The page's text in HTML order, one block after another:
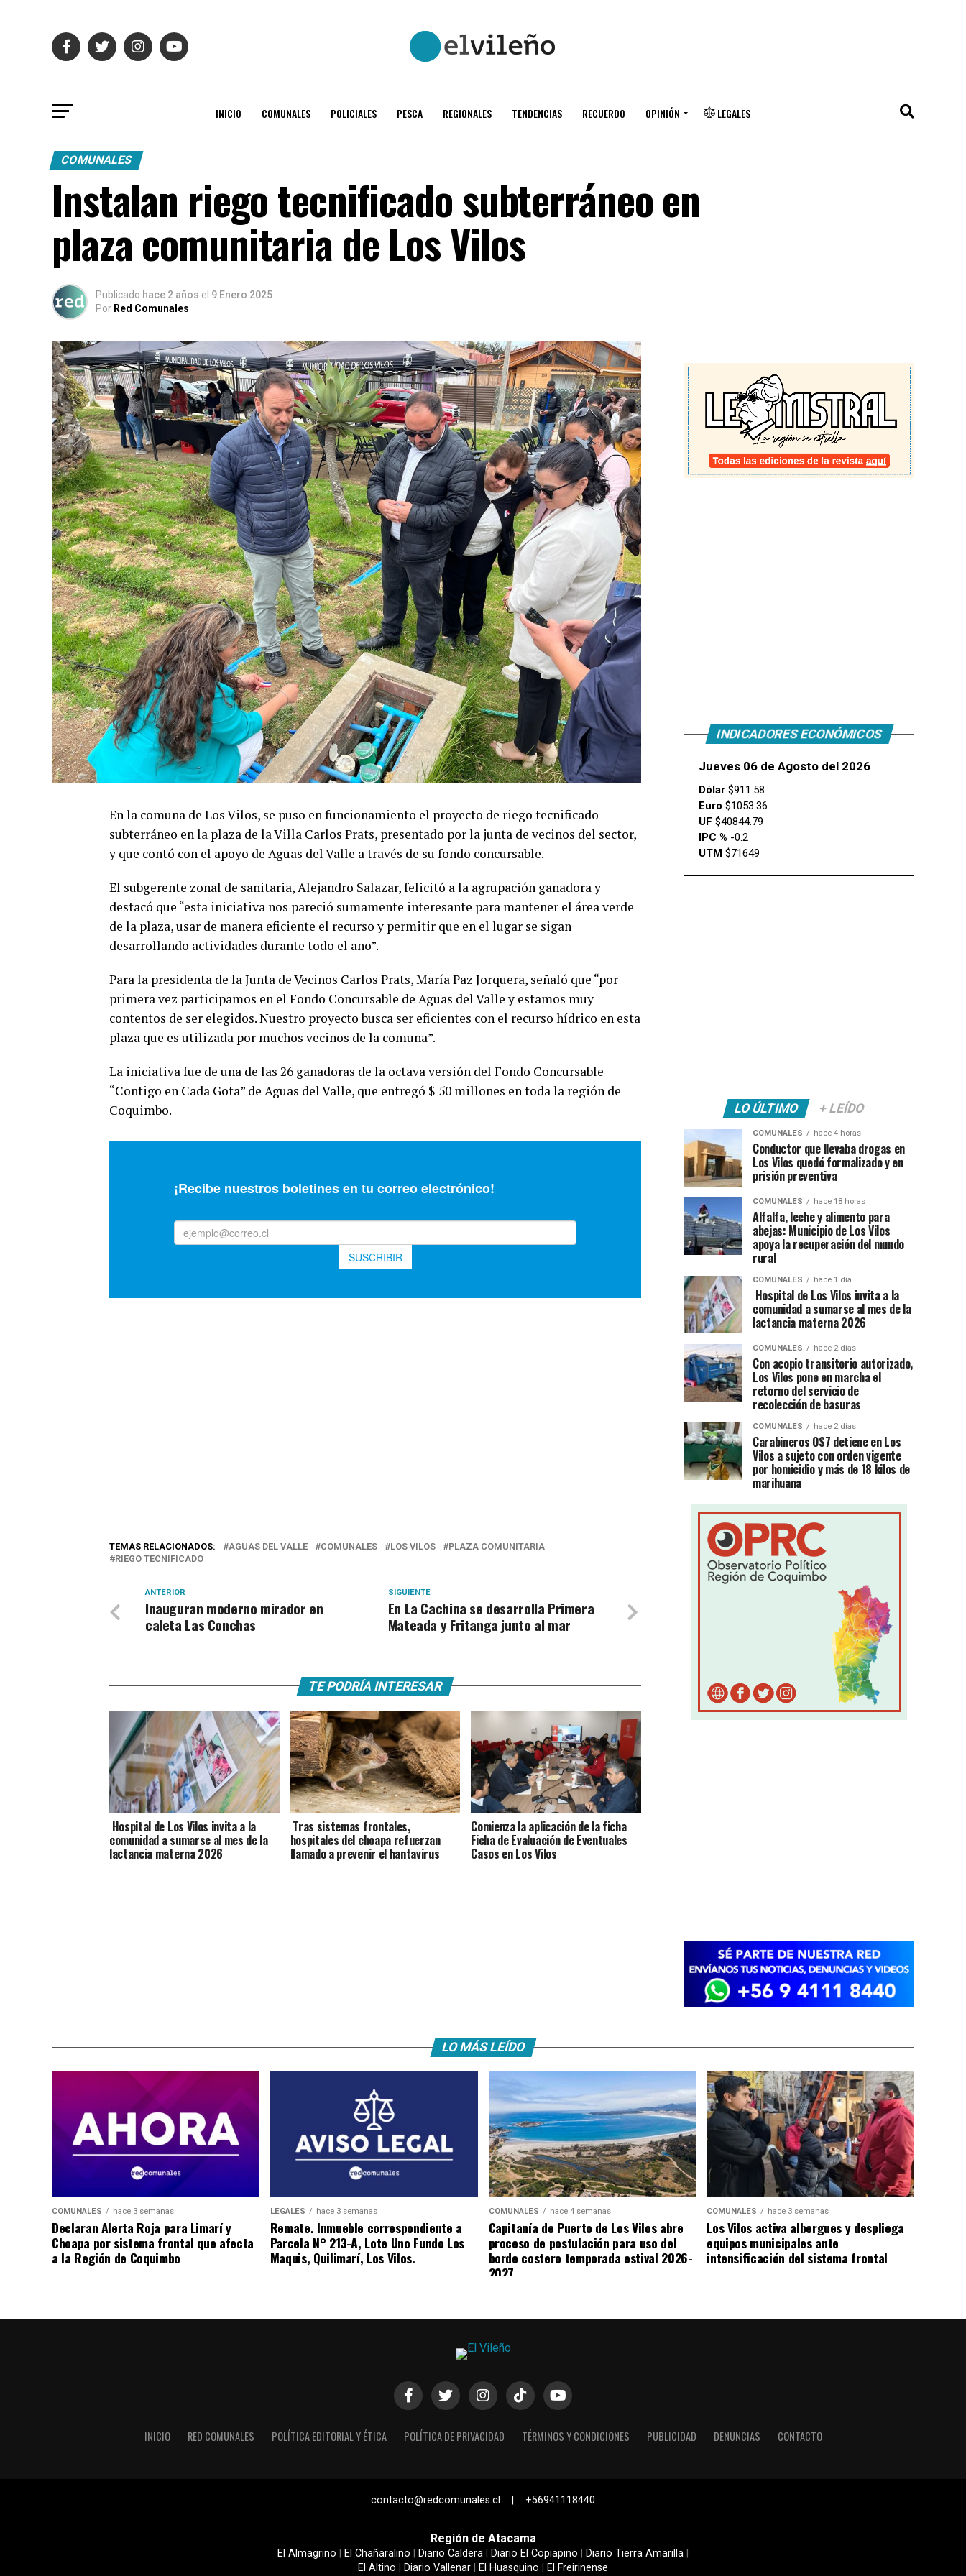
INICIO COMUNALES POLICIALES PESCA REGIONALES TENDENCIAS RECUERDO OPINIÓN LEGALES
COMUNALES
Instalan riego tecnificado subterráneo en
plaza comunitaria de Los Vilos
Publicado hace 2 años el 9 Enero 2025
Por Red Comunales
En la comuna de Los Vilos, se puso en funcionamiento el proyecto de riego tecnificado
subterráneo en la plaza de la Villa Carlos Prats, presentado por la junta de vecinos del sector,
y que contó con el apoyo de Aguas del Valle a través de su fondo concursable.
El subgerente zonal de sanitaria, Alejandro Salazar, felicitó a la agrupación ganadora y
destacó que “esta iniciativa nos pareció sumamente interesante para mantener el área verde
de la plaza, usar de manera eficiente el recurso y permitir que en el lugar se sigan
desarrollando actividades durante todo el año”.
Para la presidenta de la Junta de Vecinos Carlos Prats, María Paz Jorquera, señaló que “por
primera vez participamos en el Fondo Concursable de Aguas del Valle y estamos muy
contentos de ser elegidos. Nuestro proyecto busca ser eficientes con el recurso hídrico en esta
plaza que es utilizada por muchos vecinos de la comuna”.
La iniciativa fue de una de las 26 ganadoras de la octava versión del Fondo Concursable
“Contigo en Cada Gota” de Aguas del Valle, que entregó $ 50 millones en toda la región de
Coquimbo.
TEMAS RELACIONADOS: AGUAS DEL VALLE COMUNALES LOS VILOS
PLAZA COMUNITARIA
RIEGO TECNIFICADO
SIGUIENTE
En La Cachina se desarrolla Primera
Mateada y Fritanga junto al mar
ANTERIOR
Inauguran moderno mirador en
caleta Las Conchas
TE PODRÍA INTERESAR
Hospital de Los Vilos invita a la
comunidad a sumarse al mes de la
lactancia materna 2026
Tras sistemas frontales,
hospitales del choapa refuerzan
llamado a prevenir el hantavirus
Comienza la aplicación de la ficha
Ficha de Evaluación de Eventuales
Casos en Los Vilos
INDICADORES ECONÓMICOS
Jueves 06 de Agosto del 2026
Dólar $911.58
Euro $1053.36
UF $40844.79
IPC % -0.2
UTM $71649
LO ÚLTIMO + LEÍDO
COMUNALES hace 4 horas
Conductor que llevaba drogas en
Los Vilos quedó formalizado y en
prisión preventiva
COMUNALES hace 18 horas
Alfalfa, leche y alimento para
abejas: Municipio de Los Vilos
apoya la recuperación del mundo
rural
COMUNALES hace 1 día
Hospital de Los Vilos invita a la
comunidad a sumarse al mes de la
lactancia materna 2026
COMUNALES hace 2 días
Con acopio transitorio autorizado,
Los Vilos pone en marcha el
retorno del servicio de
recolección de basuras
COMUNALES hace 2 días
Carabineros OS7 detiene en Los
Vilos a sujeto con orden vigente
por homicidio y más de 18 kilos de
marihuana
LO MÁS LEÍDO
COMUNALES hace 3 semanas
Declaran Alerta Roja para Limarí y
Choapa por sistema frontal que afecta
a la Región de Coquimbo
LEGALES hace 3 semanas
Remate. Inmueble correspondiente a
Parcela N° 213-A, Lote Uno Fundo Los
Maquis, Quilimarí, Los Vilos.
COMUNALES hace 4 semanas
Capitanía de Puerto de Los Vilos abre
proceso de postulación para uso del
borde costero temporada estival 2026-
2027
COMUNALES hace 3 semanas
Los Vilos activa albergues y despliega
equipos municipales ante
intensificación del sistema frontal
INICIO RED COMUNALES POLÍTICA EDITORIAL Y ÉTICA POLÍTICA DE PRIVACIDAD TÉRMINOS Y CONDICIONES PUBLICIDAD DENUNCIAS CONTACTO
contacto@redcomunales.cl | +56941118440
Región de Atacama
El Almagrino El Chañaralino Diario Caldera Diario El Copiapino Diario Tierra Amarilla
El Altino
Diario Vallenar El Huasquino El Freirinense